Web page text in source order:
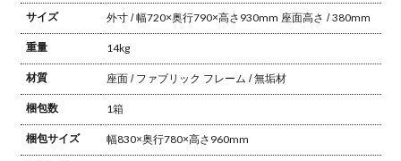
サイズ
外寸 / 幅720×奥行790×高さ930mm 座面高さ / 380mm
重量 14kg
材質 座面 / ファブリック フレーム / 無垢材
梱包数 1箱
梱包サイズ 幅830×奥行780×高さ960mm